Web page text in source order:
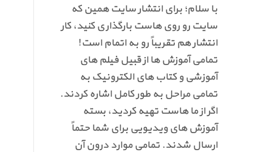
با سلام؛ برای انتشار سایت همین که
سایت رو روی هاست بارگذاری کنید، کار
انتشار هم تقریباً رو به اتمام است!
تمامی آموزش ها از قبیل فیلم های
آموزشی و کتاب های الکترونیک به
تمامی مراحل به طور کامل اشاره کردند.
اگر از ما هاست تهیه کردید، بسته
آموزش های ویدیویی برای شما حتماً
ارسال شدند. تمامی موارد درون آن